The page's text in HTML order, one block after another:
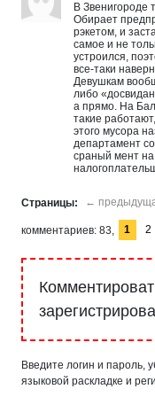
В Звенигороде
Обирает
рэкетом, и
самое и не
устроился,
все-таки
Девушкам
либо
а прямо. На
такие
этого мусора
департамент
сраный мент
комментариев 83 1 2
Введите логин и пароль,
языковой раскладке и